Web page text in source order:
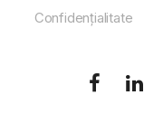
Confidențialitate